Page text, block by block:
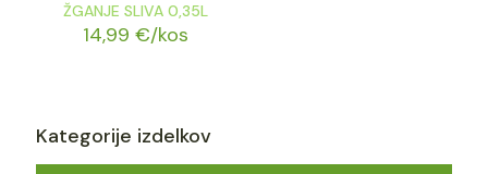
ŽGANJE SLIVA 0,35L
14,99€/kos
Kategorije izdelkov